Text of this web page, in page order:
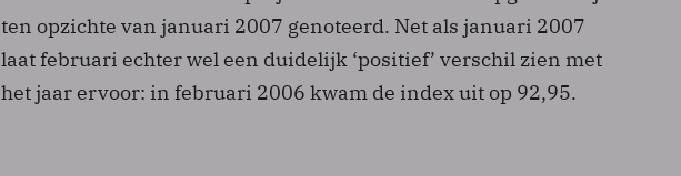
ten opzichte van januari 2007 genoteerd. Net als januari 2007
laat februari echter wel een duidelijk ‘positief’ verschil zien met
het jaar ervoor: in februari 2006 kwam de index uit op 92,95.